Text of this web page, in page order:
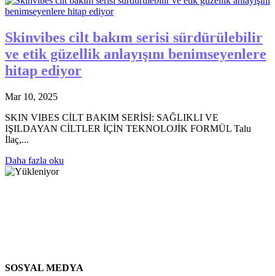
Skinvibes cilt bakım serisi sürdürülebilir
ve etik güzellik anlayışını benimseyenlere
hitap ediyor
Mar 10, 2025
SKIN VIBES CİLT BAKIM SERİSİ: SAĞLIKLI VE
IŞILDAYAN CİLTLER İÇİN TEKNOLOJİK FORMÜL Talu
İlaç,...
Daha fazla oku
SOSYAL MEDYA